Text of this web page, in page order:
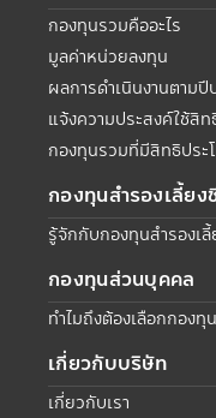
กองทุนรวมคืออะไร
มูลค่าหน่วยลงทุน
ผลการดำเนินงานตาม
แจ้งความประสงค์ใช้สิท
กองทุนรวมที่มีสิทธิประ
กองทุนสำรองเลี้ยง
รู้จักกับกองทุนสำรองเ
กองทุนส่วนบุคคล
ทำไมถึงต้องเลือกกอง
เกี่ยวกับบริษัท
เกี่ยวกับเรา